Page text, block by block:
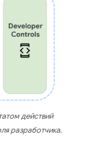
действий
разработчика.